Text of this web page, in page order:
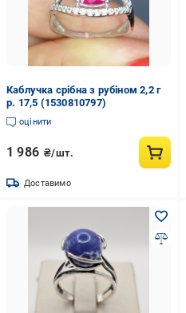
Каблучка срібна з рубіном 2,2 г
р. 17,5 (1530810797)
оцінити
1 986 ₴/шт.
Доставимо